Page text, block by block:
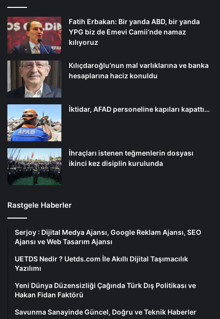
Fatih Erbakan: Bir yanda ABD, bir yanda
YPG biz de Emevi Camii’nde namaz
kılıyoruz
Kılıçdaroğlu’nun mal varlıklarına ve banka
hesaplarına haciz konuldu
İktidar, AFAD personeline kapıları kapattı…
İhraçları istenen teğmenlerin dosyası
ikinci kez disiplin kurulunda
Rastgele Haberler
Serjoy : Dijital Medya Ajansı, Google Reklam Ajansı, SEO
Ajansı ve Web Tasarım Ajansı
UETDS Nedir ? Uetds.com İle Akıllı Dijital Taşımacılık
Yazılımı
Yeni Dünya Düzensizliği Çağında Türk Dış Politikası ve
Hakan Fidan Faktörü
Savunma Sanayinde Güncel, Doğru ve Teknik Haberler